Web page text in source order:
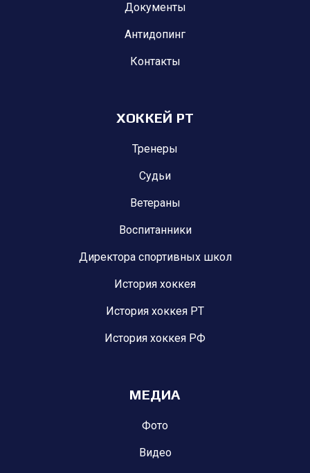
Документы
Антидопинг
Контакты
ХОККЕЙ РТ
Тренеры
Судьи
Ветераны
Воспитанники
Директора спортивных школ
История хоккея
История хоккея РТ
История хоккея РФ
МЕДИА
Фото
Видео